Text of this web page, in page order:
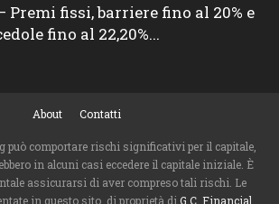
Premi fissi, barriere fino al 20% e
fino al 22,20%...
About Contatti
può comportare rischi significativi per il capitale,
in alcuni casi eccedere il capitale iniziale. È
assicurarsi di aver compreso tali rischi. Le
in questo sito, di proprietà di G.C. Financial